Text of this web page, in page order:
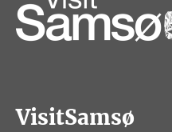
VisitSamsø